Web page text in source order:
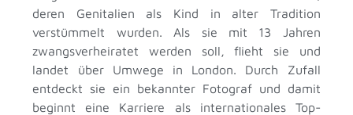
deren Genitalien als Kind in alter Tradition
verstümmelt wurden. Als sie mit 13 Jahren
zwangsverheiratet werden soll, flieht sie und
landet über Umwege in London. Durch Zufall
entdeckt sie ein bekannter Fotograf und damit
beginnt eine Karriere als internationales Top-